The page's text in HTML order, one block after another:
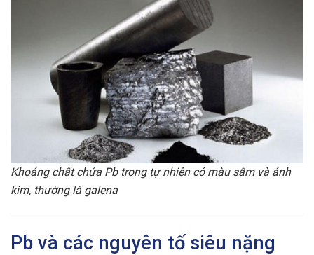
Khoáng chất chứa Pb trong tự nhiên có màu sẫm và ánh
kim, thường là galena
Pb và các nguyên tố siêu nặng